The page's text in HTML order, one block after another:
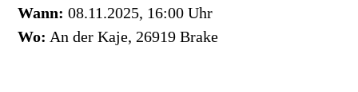
Wann: 08.11.2025, 16:00 Uhr
Wo: An der Kaje, 26919 Brake